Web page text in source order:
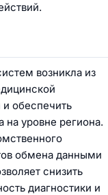
возникла из
обеспечить
на уровне региона.
обмена данными
снизить
диагностики и